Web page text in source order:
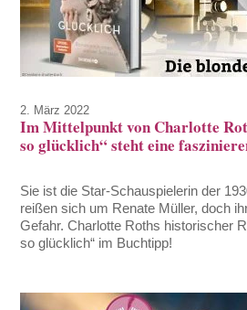
2. März 2022
Im Mittelpunkt von Charlotte
so glücklich“ steht eine
Sie ist die Star-Schauspielerin der
reißen sich um Renate Müller, doch
Gefahr. Charlotte Roths historischer
so glücklich“ im Buchtipp!